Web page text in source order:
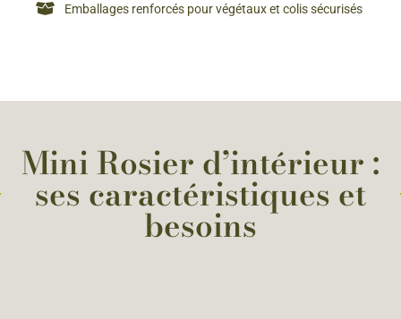
Emballages renforcés pour végétaux et colis sécurisés
Mini Rosier d’intérieur :
ses caractéristiques et
besoins